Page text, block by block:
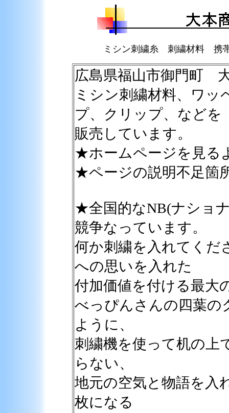
ミシン刺繍糸 刺繍材料 携
広島県福山市御門町
ミシン刺繍材料、ワッ
プ、クリップ、などを
販売しています。
★ホームページを見る
★ページの説明不足箇
★全国的なNB(ナショ
競争なっています。
何か刺繍を入れてくだ
への思いを入れた
付加価値を付ける最大
べっぴんさんの四葉の
ように、
刺繍機を使って机の上
らない、
地元の空気と物語を入
枚になる